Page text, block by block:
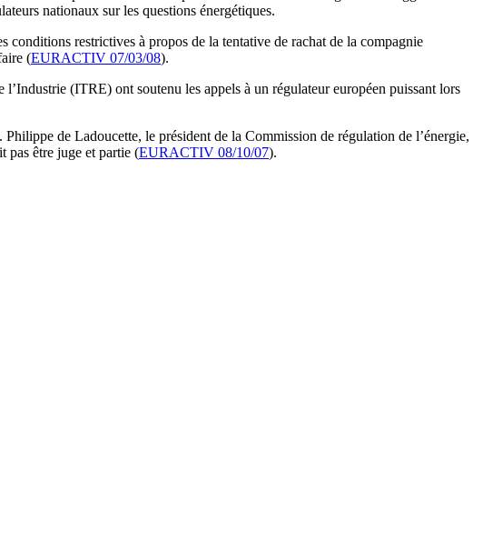
nationaux sur les questions énergétiques.
conditions restrictives à propos de la tentative de rachat de la compagnie
(EURACTIV 07/03/08).
(ITRE) ont soutenu les appels à un régulateur européen puissant lors
de Ladoucette, le président de la Commission de régulation de l’énergie,
pas être juge et partie (EURACTIV 08/10/07).